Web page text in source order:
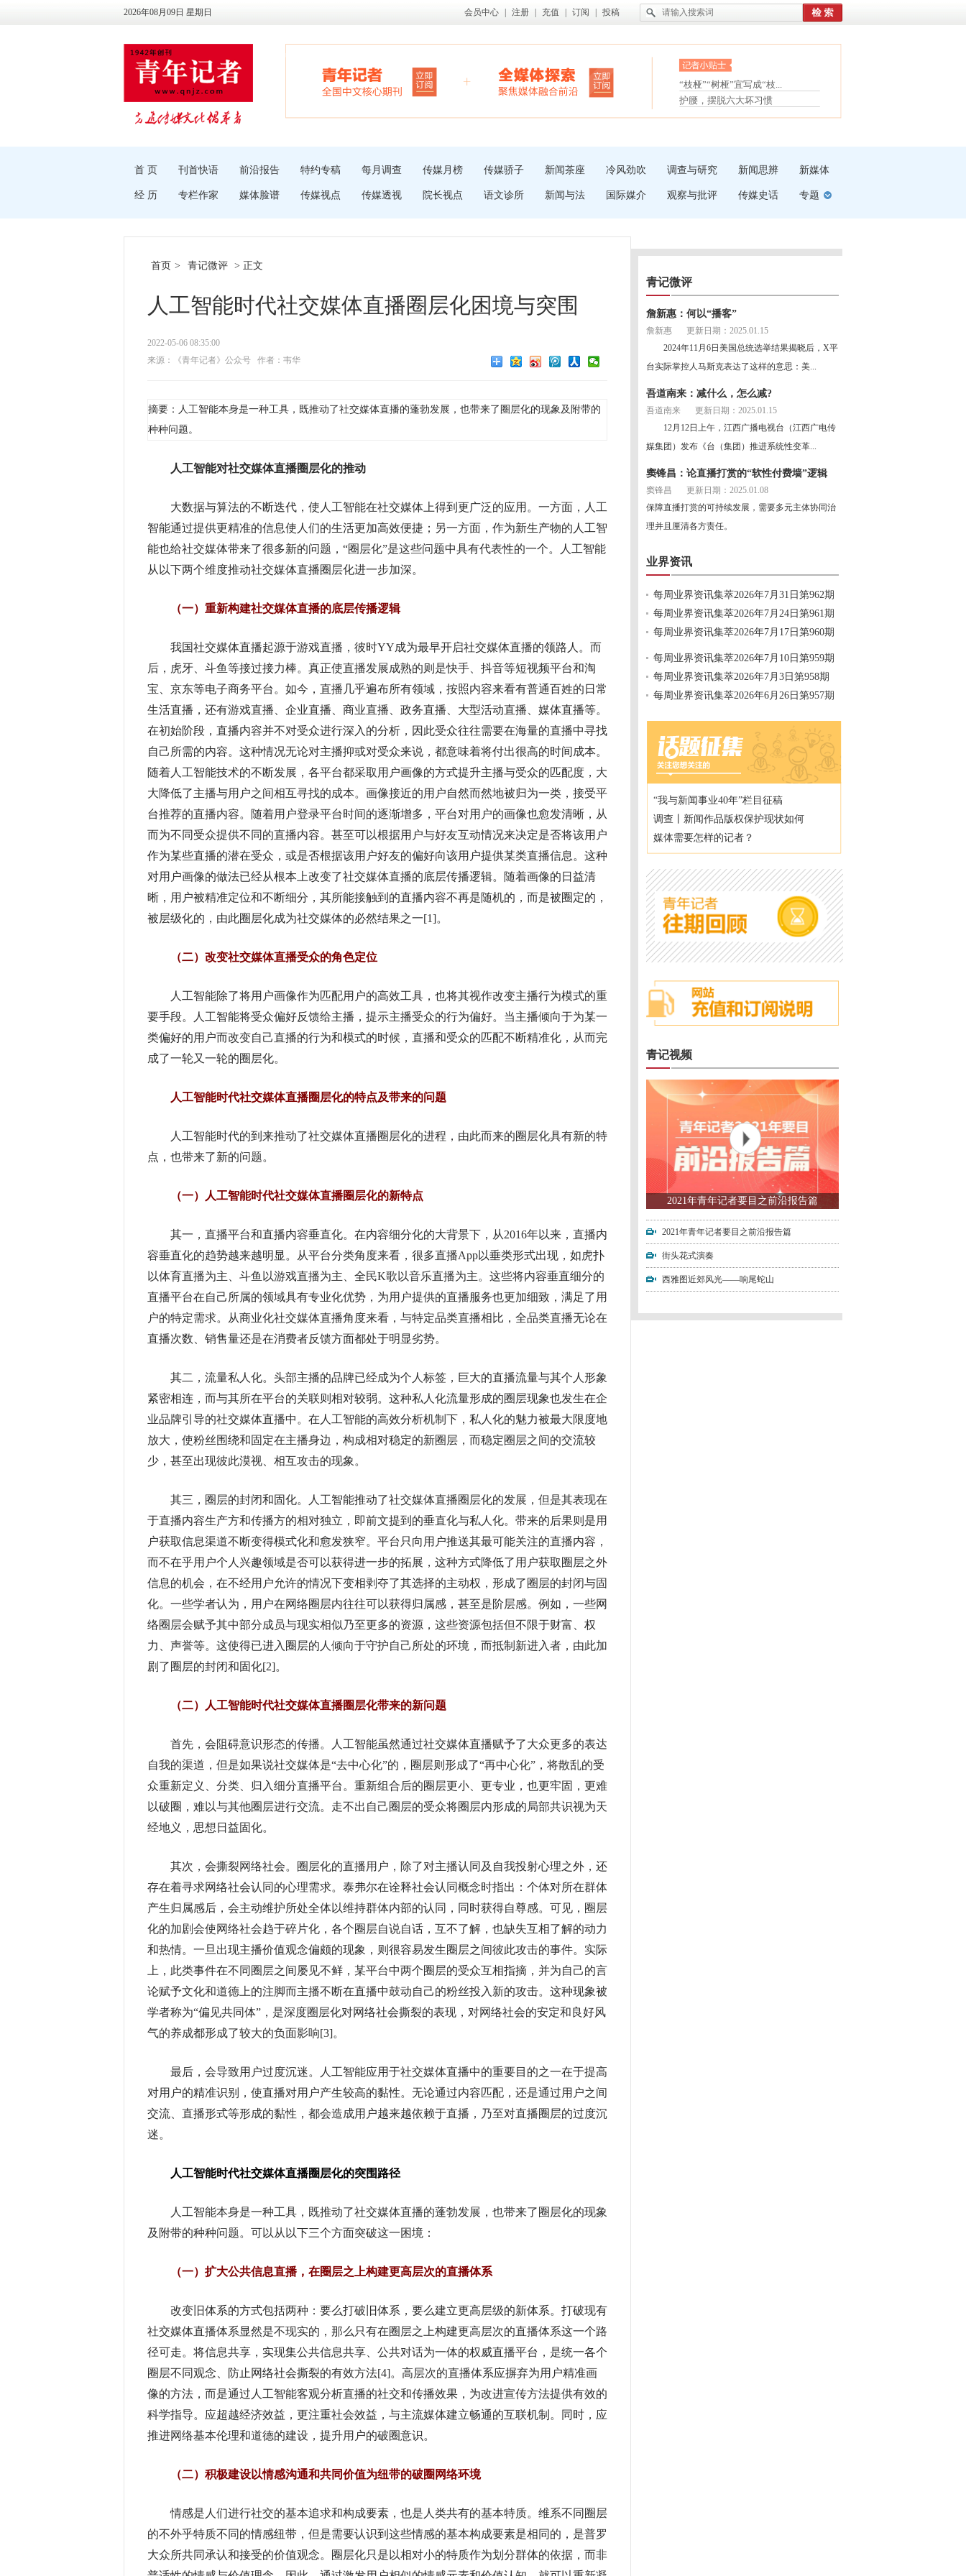
2026年08月09日 星期日 会员中心 注册 充值 订阅 投稿
眼白变红或是结膜下出血
“枝桠”“树桠”宜写成“枝...
夏天缓解疲劳有三招
护腰，摆脱六大坏习惯
受伤了冰敷还是热敷
首 页 刊首快语 前沿报告 特约专稿 每月调查 传媒月榜 传媒骄子 新闻茶座 冷风劲吹 调查与研究 新闻思辨 新媒体
经 历 专栏作家 媒体脸谱 传媒视点 传媒透视 院长视点 语文诊所 新闻与法 国际媒介 观察与批评 传媒史话 专题
首页 > 青记微评 > 正文
人工智能时代社交媒体直播圈层化困境与突围
2022-05-06 08:35:00
来源：《青年记者》公众号
作者：韦华
摘要：人工智能本身是一种工具，既推动了社交媒体直播的蓬勃发展，也带来了圈层化的现象及附带的
种种问题。
人工智能对社交媒体直播圈层化的推动
大数据与算法的不断迭代，使人工智能在社交媒体上得到更广泛的应用。一方面，人工
智能通过提供更精准的信息使人们的生活更加高效便捷；另一方面，作为新生产物的人工智
能也给社交媒体带来了很多新的问题，“圈层化”是这些问题中具有代表性的一个。人工智能
从以下两个维度推动社交媒体直播圈层化进一步加深。
（一）重新构建社交媒体直播的底层传播逻辑
我国社交媒体直播起源于游戏直播，彼时YY成为最早开启社交媒体直播的领路人。而
后，虎牙、斗鱼等接过接力棒。真正使直播发展成熟的则是快手、抖音等短视频平台和淘
宝、京东等电子商务平台。如今，直播几乎遍布所有领域，按照内容来看有普通百姓的日常
生活直播，还有游戏直播、企业直播、商业直播、政务直播、大型活动直播、媒体直播等。
在初始阶段，直播内容并不对受众进行深入的分析，因此受众往往需要在海量的直播中寻找
自己所需的内容。这种情况无论对主播抑或对受众来说，都意味着将付出很高的时间成本。
随着人工智能技术的不断发展，各平台都采取用户画像的方式提升主播与受众的匹配度，大
大降低了主播与用户之间相互寻找的成本。画像接近的用户自然而然地被归为一类，接受平
台推荐的直播内容。随着用户登录平台时间的逐渐增多，平台对用户的画像也愈发清晰，从
而为不同受众提供不同的直播内容。甚至可以根据用户与好友互动情况来决定是否将该用户
作为某些直播的潜在受众，或是否根据该用户好友的偏好向该用户提供某类直播信息。这种
对用户画像的做法已经从根本上改变了社交媒体直播的底层传播逻辑。随着画像的日益清
晰，用户被精准定位和不断细分，其所能接触到的直播内容不再是随机的，而是被圈定的，
被层级化的，由此圈层化成为社交媒体的必然结果之一[1]。
（二）改变社交媒体直播受众的角色定位
人工智能除了将用户画像作为匹配用户的高效工具，也将其视作改变主播行为模式的重
要手段。人工智能将受众偏好反馈给主播，提示主播受众的行为偏好。当主播倾向于为某一
类偏好的用户而改变自己直播的行为和模式的时候，直播和受众的匹配不断精准化，从而完
成了一轮又一轮的圈层化。
人工智能时代社交媒体直播圈层化的特点及带来的问题
人工智能时代的到来推动了社交媒体直播圈层化的进程，由此而来的圈层化具有新的特
点，也带来了新的问题。
（一）人工智能时代社交媒体直播圈层化的新特点
其一，直播平台和直播内容垂直化。在内容细分化的大背景下，从2016年以来，直播内
容垂直化的趋势越来越明显。从平台分类角度来看，很多直播App以垂类形式出现，如虎扑
以体育直播为主、斗鱼以游戏直播为主、全民K歌以音乐直播为主。这些将内容垂直细分的
直播平台在自己所属的领域具有专业化优势，为用户提供的直播服务也更加细致，满足了用
户的特定需求。从商业化社交媒体直播角度来看，与特定品类直播相比，全品类直播无论在
直播次数、销售量还是在消费者反馈方面都处于明显劣势。
其二，流量私人化。头部主播的品牌已经成为个人标签，巨大的直播流量与其个人形象
紧密相连，而与其所在平台的关联则相对较弱。这种私人化流量形成的圈层现象也发生在企
业品牌引导的社交媒体直播中。在人工智能的高效分析机制下，私人化的魅力被最大限度地
放大，使粉丝围绕和固定在主播身边，构成相对稳定的新圈层，而稳定圈层之间的交流较
少，甚至出现彼此漠视、相互攻击的现象。
其三，圈层的封闭和固化。人工智能推动了社交媒体直播圈层化的发展，但是其表现在
于直播内容生产方和传播方的相对独立，即前文提到的垂直化与私人化。带来的后果则是用
户获取信息渠道不断变得模式化和愈发狭窄。平台只向用户推送其最可能关注的直播内容，
而不在乎用户个人兴趣领域是否可以获得进一步的拓展，这种方式降低了用户获取圈层之外
信息的机会，在不经用户允许的情况下变相剥夺了其选择的主动权，形成了圈层的封闭与固
化。一些学者认为，用户在网络圈层内往往可以获得归属感，甚至是阶层感。例如，一些网
络圈层会赋予其中部分成员与现实相似乃至更多的资源，这些资源包括但不限于财富、权
力、声誉等。这使得已进入圈层的人倾向于守护自己所处的环境，而抵制新进入者，由此加
剧了圈层的封闭和固化[2]。
（二）人工智能时代社交媒体直播圈层化带来的新问题
首先，会阻碍意识形态的传播。人工智能虽然通过社交媒体直播赋予了大众更多的表达
自我的渠道，但是如果说社交媒体是“去中心化”的，圈层则形成了“再中心化”，将散乱的受
众重新定义、分类、归入细分直播平台。重新组合后的圈层更小、更专业，也更牢固，更难
以破圈，难以与其他圈层进行交流。走不出自己圈层的受众将圈层内形成的局部共识视为天
经地义，思想日益固化。
其次，会撕裂网络社会。圈层化的直播用户，除了对主播认同及自我投射心理之外，还
存在着寻求网络社会认同的心理需求。泰弗尔在诠释社会认同概念时指出：个体对所在群体
产生归属感后，会主动维护所处全体以维持群体内部的认同，同时获得自尊感。可见，圈层
化的加剧会使网络社会趋于碎片化，各个圈层自说自话，互不了解，也缺失互相了解的动力
和热情。一旦出现主播价值观念偏颇的现象，则很容易发生圈层之间彼此攻击的事件。实际
上，此类事件在不同圈层之间屡见不鲜，某平台中两个圈层的受众互相指摘，并为自己的言
论赋予文化和道德上的注脚而主播不断在直播中鼓动自己的粉丝投入新的攻击。这种现象被
学者称为“偏见共同体”，是深度圈层化对网络社会撕裂的表现，对网络社会的安定和良好风
气的养成都形成了较大的负面影响[3]。
最后，会导致用户过度沉迷。人工智能应用于社交媒体直播中的重要目的之一在于提高
对用户的精准识别，使直播对用户产生较高的黏性。无论通过内容匹配，还是通过用户之间
交流、直播形式等形成的黏性，都会造成用户越来越依赖于直播，乃至对直播圈层的过度沉
迷。
人工智能时代社交媒体直播圈层化的突围路径
人工智能本身是一种工具，既推动了社交媒体直播的蓬勃发展，也带来了圈层化的现象
及附带的种种问题。可以从以下三个方面突破这一困境：
（一）扩大公共信息直播，在圈层之上构建更高层次的直播体系
改变旧体系的方式包括两种：要么打破旧体系，要么建立更高层级的新体系。打破现有
社交媒体直播体系显然是不现实的，那么只有在圈层之上构建更高层次的直播体系这一个路
径可走。将信息共享，实现集公共信息共享、公共对话为一体的权威直播平台，是统一各个
圈层不同观念、防止网络社会撕裂的有效方法[4]。高层次的直播体系应摒弃为用户精准画
像的方法，而是通过人工智能客观分析直播的社交和传播效果，为改进宣传方法提供有效的
科学指导。应超越经济效益，更注重社会效益，与主流媒体建立畅通的互联机制。同时，应
推进网络基本伦理和道德的建设，提升用户的破圈意识。
（二）积极建设以情感沟通和共同价值为纽带的破圈网络环境
情感是人们进行社交的基本追求和构成要素，也是人类共有的基本特质。维系不同圈层
的不外乎特质不同的情感纽带，但是需要认识到这些情感的基本构成要素是相同的，是普罗
大众所共同承认和接受的价值观念。圈层化只是以相对小的特质作为划分群体的依据，而非
青记微评
詹新惠：何以“播客”
詹新惠
更新日期：2025.01.15
2024年11月6日美国总统选举结果揭晓后，X平
台实际掌控人马斯克表达了这样的意思：美...
吾道南来：减什么，怎么减?
吾道南来
更新日期：2025.01.15
12月12日上午，江西广播电视台（江西广电传
媒集团）发布《台（集团）推进系统性变革...
窦锋昌：论直播打赏的“软性付费墙”逻辑
窦锋昌
更新日期：2025.01.08
保障直播打赏的可持续发展，需要多元主体协同治
理并且厘清各方责任。
业界资讯
每周业界资讯集萃2026年7月31日第962期
每周业界资讯集萃2026年7月24日第961期
每周业界资讯集萃2026年7月17日第960期
每周业界资讯集萃2026年7月10日第959期
每周业界资讯集萃2026年7月3日第958期
每周业界资讯集萃2026年6月26日第957期
“我与新闻事业40年”栏目征稿
调查丨新闻作品版权保护现状如何
媒体需要怎样的记者？
青记视频
2021年青年记者要目之前沿报告篇
2021年青年记者要目之前沿报告篇
街头花式演奏
西雅图近郊风光——响尾蛇山